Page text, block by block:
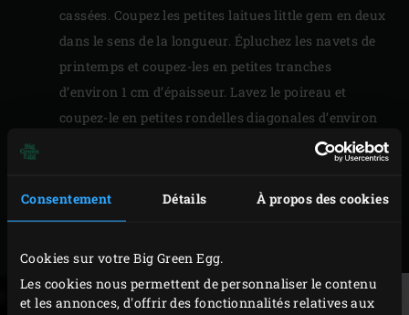
Consentement Détails À propos des cookies
Cookies sur votre Big Green Egg.
Les cookies nous permettent de personnaliser le contenu
et les annonces, d'offrir des fonctionnalités relatives aux
cassées. Coupez les petites laitues little gem en deux
dans le sens de la longueur. Épluchez les navets de
printemps et coupez-les en petites tranches
d’environ 1 cm d’épaisseur. Lavez le poireau et
coupez-le en petites rondelles diagonales d’environ
1 cm d’épaisseur. Découpez le filet de saumon en
en deux dans l’épaisseur. Nettoyez les
champignons. Coupez la base des enoki et les pieds